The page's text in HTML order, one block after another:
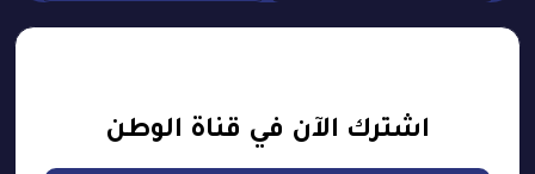
اشترك الآن في قناة الوطن